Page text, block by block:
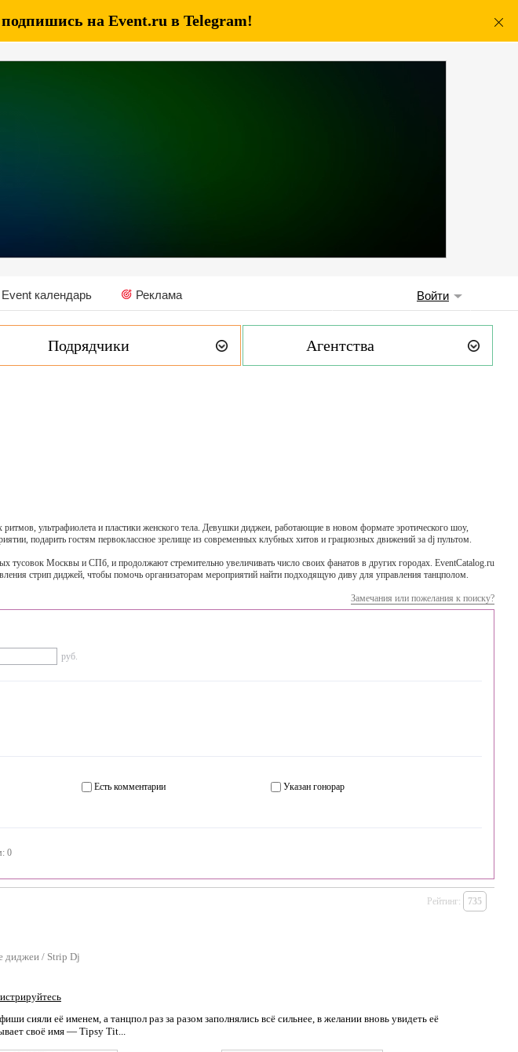
на Event.ru в Telegram!
Event календарь Реклама Войти
Подрядчики Агентства
ультрафиолета и пластики женского тела. Девушки диджеи, работающие в новом формате эротического шоу,
подарить гостям первоклассное зрелище из современных клубных хитов и грациозных движений за dj пультом.
тусовок Москвы и СПб, и продолжают стремительно увеличивать число своих фанатов в других городах. EventCatalog.ru
стрип диджей, чтобы помочь организаторам мероприятий найти подходящую диву для управления танцполом.
Замечания или пожелания к поиску?
руб.
Есть комментарии Указан гонорар
0
диджеи/ Strip Dj
сияли её именем, а танцпол раз за разом заполнялись всё сильнее, в желании вновь увидеть её
своё имя — Tipsy Tit...
Рейтинг: 735